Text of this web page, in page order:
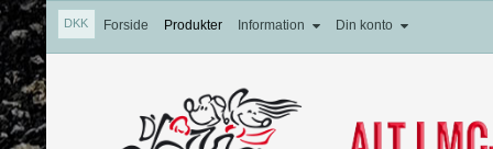
DKK Forside Produkter Information Din konto